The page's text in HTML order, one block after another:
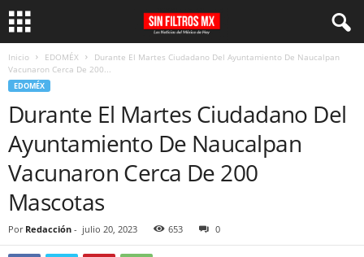
Inicio EDOMÉX
Durante El Martes Ciudadano Del Ayuntamiento De Naucalpan
Vacunaron Cerca De 200...
EDOMÉX
Durante El Martes Ciudadano Del
Ayuntamiento De Naucalpan
Vacunaron Cerca De 200
Mascotas
Por Redacción - julio 20, 2023 653 0